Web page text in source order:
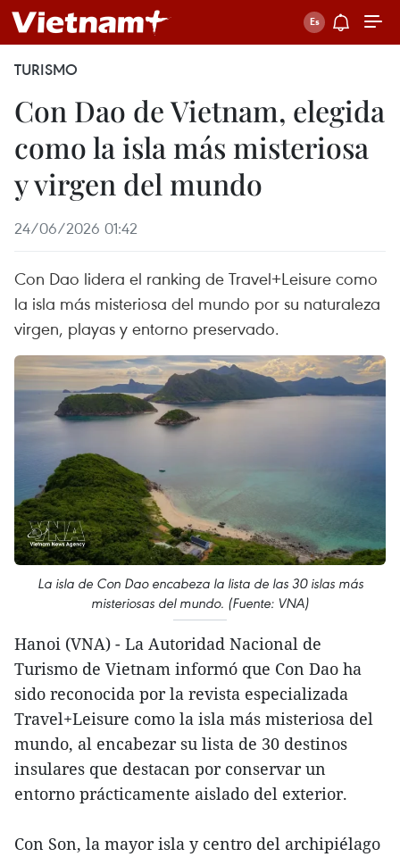
TURISMO
Con Dao de Vietnam, elegida
como la isla más misteriosa
y virgen del mundo
24/06/2026 01:42
Con Dao lidera el ranking de Travel+Leisure como
la isla más misteriosa del mundo por su naturaleza
virgen, playas y entorno preservado.
La isla de Con Dao encabeza la lista de las 30 islas más
misteriosas del mundo. (Fuente: VNA)
Hanoi (VNA) - La Autoridad Nacional de
Turismo de Vietnam informó que Con Dao ha
sido reconocida por la revista especializada
Travel+Leisure como la isla más misteriosa del
mundo, al encabezar su lista de 30 destinos
insulares que destacan por conservar un
entorno prácticamente aislado del exterior.
Con Son, la mayor isla y centro del archipiélago